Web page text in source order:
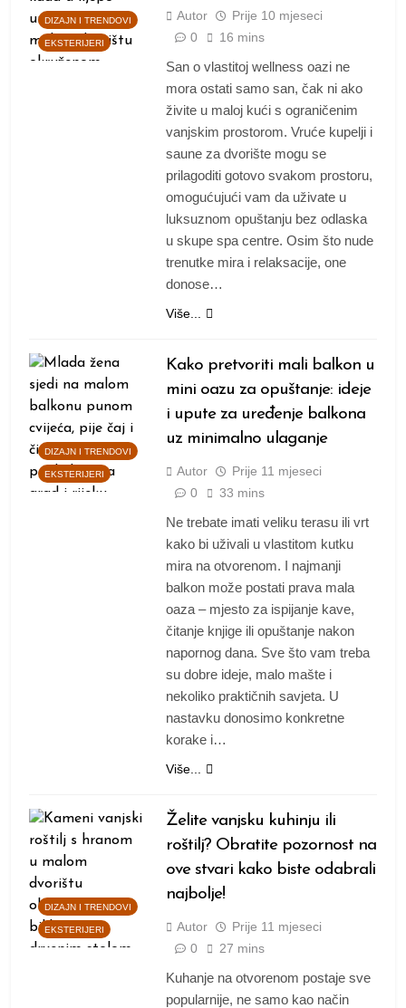
DIZAJN I TRENDOVI
EKSTERIJERI
Autor Prije 10 mjeseci
0
16 mins
San o vlastitoj wellness oazi ne
mora ostati samo san, čak ni ako
živite u maloj kući s ograničenim
vanjskim prostorom. Vruće kupelji i
saune za dvorište mogu se
prilagoditi gotovo svakom prostoru,
omogućujući vam da uživate u
luksuznom opuštanju bez odlaska
u skupe spa centre. Osim što nude
trenutke mira i relaksacije, one
donose…
Više...
DIZAJN I TRENDOVI
EKSTERIJERI
Kako pretvoriti mali balkon u
mini oazu za opuštanje: ideje
i upute za uređenje balkona
uz minimalno ulaganje
Autor Prije 11 mjeseci
0
33 mins
Ne trebate imati veliku terasu ili vrt
kako bi uživali u vlastitom kutku
mira na otvorenom. I najmanji
balkon može postati prava mala
oaza – mjesto za ispijanje kave,
čitanje knjige ili opuštanje nakon
napornog dana. Sve što vam treba
su dobre ideje, malo mašte i
nekoliko praktičnih savjeta. U
nastavku donosimo konkretne
korake i…
Više...
DIZAJN I TRENDOVI
EKSTERIJERI
Želite vanjsku kuhinju ili
roštilj? Obratite pozornost na
ove stvari kako biste odabrali
najbolje!
Autor Prije 11 mjeseci
0
27 mins
Kuhanje na otvorenom postaje sve
popularnije, ne samo kao način